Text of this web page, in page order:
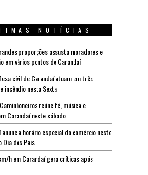
NOTÍCIAS
proporções assusta moradores e
em vários pontos de Carandaí
civil de Carandaí atuam em três
incêndio nesta Sexta
reúne fé, música e
Carandaí neste sábado
anuncia horário especial do comércio neste
Dia dos Pais
h em Carandaí gera críticas após